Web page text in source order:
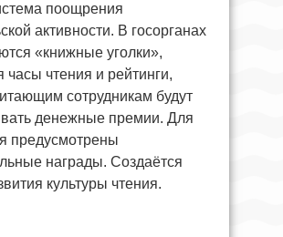
поощрения
активности. В госорганах
«книжные уголки»,
часы чтения и рейтинги,
сотрудникам будут
денежные премии. Для
предусмотрены
награды. Создаётся
культуры чтения.